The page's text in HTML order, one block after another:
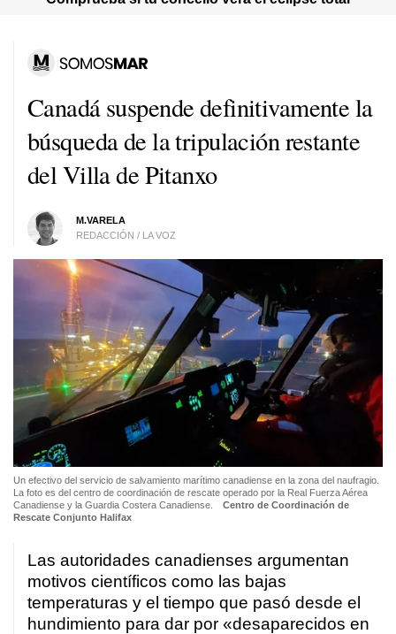
Canadá suspende definitivamente la
búsqueda de la tripulación restante
del Villa de Pitanxo
M.VARELA
REDACCIÓN / LA VOZ
Un efectivo del servicio de salvamiento marítimo canadiense en la zona del naufragio.
La foto es del centro de coordinación de rescate operado por la Real Fuerza Aérea
Canadiense y la Guardia Costera Canadiense.
Centro de Coordinación de
Rescate Conjunto Halifax
Las autoridades canadienses argumentan
motivos científicos como las bajas
temperaturas y el tiempo que pasó desde el
hundimiento para dar por «desaparecidos en